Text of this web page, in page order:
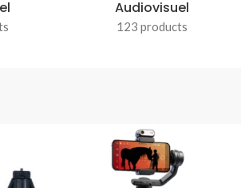
Audiovisuel
123 products